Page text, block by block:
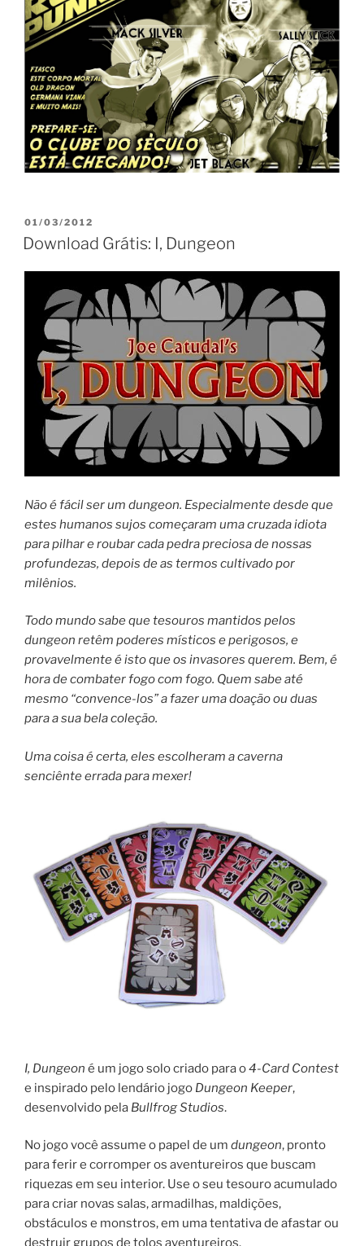
PUBLICADO
EM
01/03/2012
Download Grátis: I, Dungeon
Não é fácil ser um dungeon. Especialmente desde que
estes humanos sujos começaram uma cruzada idiota
para pilhar e roubar cada pedra preciosa de nossas
profundezas, depois de as termos cultivado por
milênios.
Todo mundo sabe que tesouros mantidos pelos
dungeon retêm poderes místicos e perigosos, e
provavelmente é isto que os invasores querem. Bem, é
hora de combater fogo com fogo. Quem sabe até
mesmo “convence-los” a fazer uma doação ou duas
para a sua bela coleção.
Uma coisa é certa, eles escolheram a caverna
senciênte errada para mexer!
I, Dungeon é um jogo solo criado para o4-Card Contest
e inspirado pelo lendário jogo Dungeon Keeper,
desenvolvido pela Bullfrog Studios.
No jogo você assume o papel de um dungeon, pronto
para ferir e corromper os aventureiros que buscam
riquezas em seu interior. Use o seu tesouro acumulado
para criar novas salas, armadilhas, maldições,
obstáculos e monstros, em uma tentativa de afastar ou
destruir grupos de tolos aventureiros.